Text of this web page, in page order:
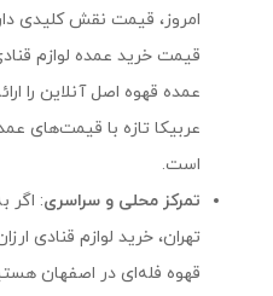
امروز، قیمت نقش کلیدی
قیمت خرید عمده لوازم
عمده قهوه اصل آنلاین را
است.
تمرکز محلی و سراسری: اگر
تهران، خرید لوازم قنادی
قهوه فله‌ای در اصفهان